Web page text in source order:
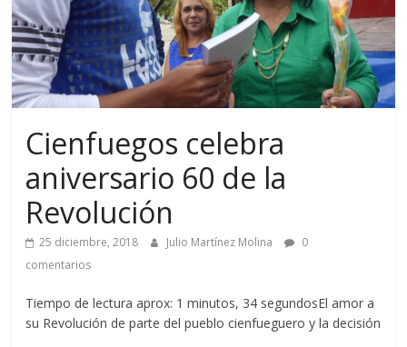
Cienfuegos celebra
aniversario 60 de la
Revolución
25 diciembre, 2018 Julio Martínez Molina
0
comentarios
Tiempo de lectura aprox: 1 minutos, 34 segundosEl amor a
su Revolución de parte del pueblo cienfueguero y la decisión